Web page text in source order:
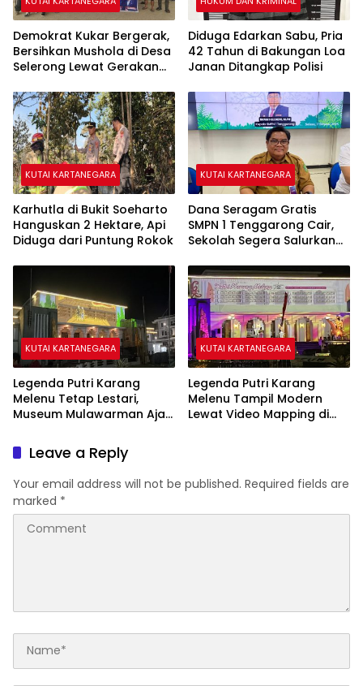
Demokrat Kukar Bergerak,
Bersihkan Mushola di Desa
Selerong Lewat Gerakan
Diduga Edarkan Sabu, Pria
42 Tahun di Bakungan Loa
Janan Ditangkap Polisi
KUTAI KARTANEGARA
Karhutla di Bukit Soeharto
Hanguskan 2 Hektare, Api
Diduga dari Puntung Rokok
KUTAI KARTANEGARA
Dana Seragam Gratis
SMPN 1 Tenggarong Cair,
Sekolah Segera Salurkan
Siswa Baru
KUTAI KARTANEGARA
Legenda Putri Karang
Melenu Tetap Lestari,
Museum Mulawarman Ajak
Sejarah Kutai
KUTAI KARTANEGARA
Legenda Putri Karang
Melenu Tampil Modern
Lewat Video Mapping di
Leave a Reply
Your email address will not be published. Required fields are
marked *